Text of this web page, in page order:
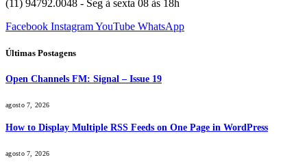
(11) 94792.0048 - Seg à sexta 08 às 18h
Facebook InstagramYouTube WhatsApp
Últimas Postagens
Open Channels FM: Signal – Issue 19
agosto 7, 2026
How to Display Multiple RSS Feeds on One Page in WordPress
agosto 7, 2026